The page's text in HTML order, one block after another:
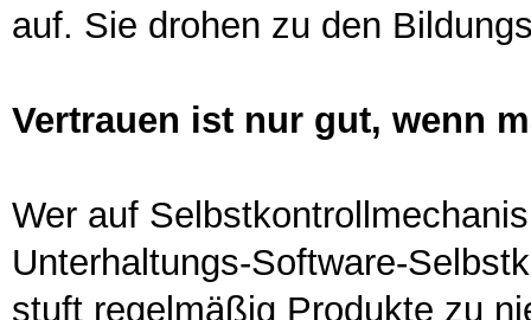
auf. Sie drohen zu den
Vertrauen ist nur gut, wenn
Wer auf
Unterhaltungs-Software-
stuft regelmäßig Produkte zu